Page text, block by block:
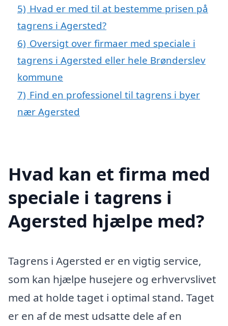
5) Hvad er med til at bestemme prisen på
tagrens i Agersted?
6) Oversigt over firmaer med speciale i
tagrens i Agersted eller hele Brønderslev
kommune
7) Find en professionel til tagrens i byer
nær Agersted
Hvad kan et firma med
speciale i tagrens i
Agersted hjælpe med?
Tagrens i Agersted er en vigtig service,
som kan hjælpe husejere og erhvervslivet
med at holde taget i optimal stand. Taget
er en af de mest udsatte dele af en